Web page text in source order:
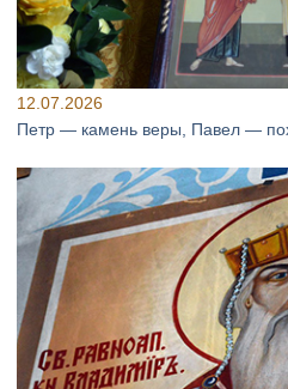
12.07.2026
Петр — камень веры, Павел —